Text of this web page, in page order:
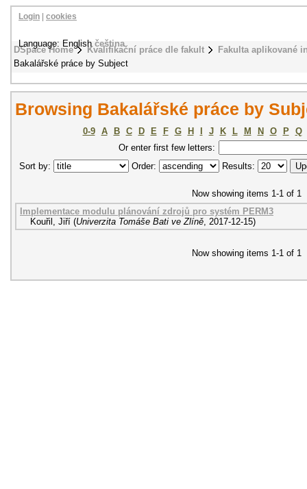
DSpace Home Kvalifikační práce dle fakult
Fakulta aplikované
Bakalářské práce by Subject
Login cookies
Language: Englishčeština
Browsing Bakalářské práce by
0-9 A B C D E F G H J K L M N O P
Q
Or enter first few letters:
Sort by:
Order: Results:
Now showing items 1-1 of 1
Implementace modulu plánování zdrojů pro systém PERM3
Kouřil, Jiří (Univerzita Tomáše Bati ve Zlíně, 2017-12-15)
Now showing items 1-1 of 1